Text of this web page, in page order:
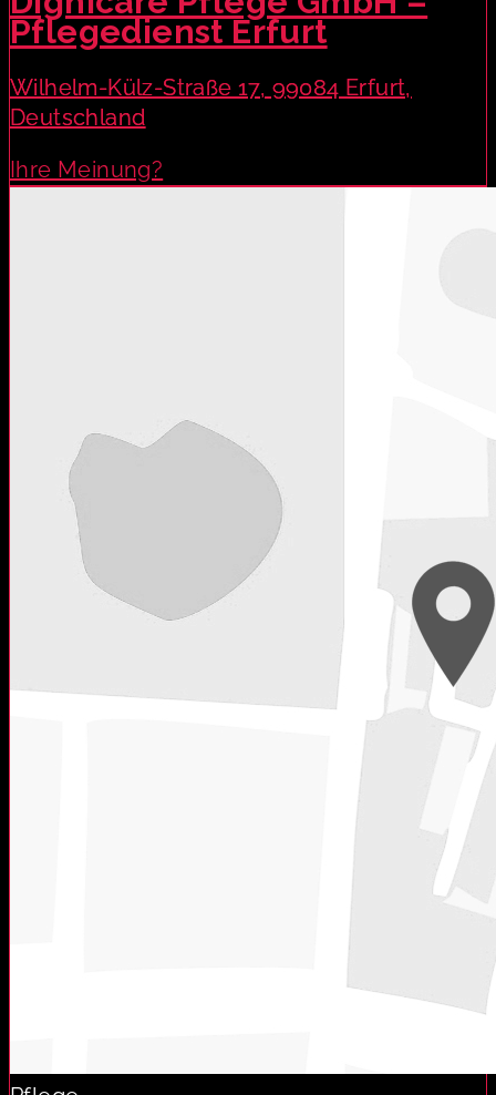
Pflegedienst Erfurt
Wilhelm-Külz-Straße 17, 99084 Erfurt,
Deutschland
Ihre Meinung?